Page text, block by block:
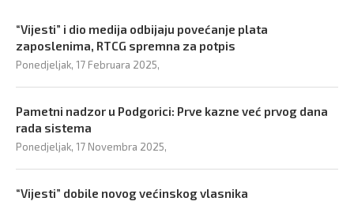
“Vijesti” i dio medija odbijaju povećanje plata
zaposlenima, RTCG spremna za potpis
Ponedjeljak, 17 Februara 2025,
Pametni nadzor u Podgorici: Prve kazne već prvog dana
rada sistema
Ponedjeljak, 17 Novembra 2025,
“Vijesti” dobile novog većinskog vlasnika